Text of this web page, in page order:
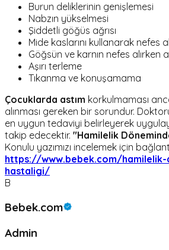
Burun deliklerinin genişlemesi
Nabzın yükselmesi
Şiddetli göğüs ağrısı
Mide kaslarını kullanarak nefes
Göğsün ve karnın nefes alırken
Aşırı terleme
Tıkanma ve konuşamama
Çocuklarda astım korkulmaması
alınması gereken bir sorundur.
en uygun tedaviyi belirleyerek
takip edecektir. "Hamilelik
Konulu yazımızı incelemek için
https://www.bebek.com/
hastaligi/
B
Bebek.com
Admin